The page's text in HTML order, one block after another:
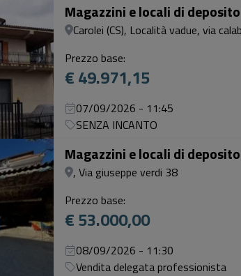
Magazzini e locali di deposito
Carolei (CS), Località vadue, via
Prezzo base:
€ 49.971,15
07/09/2026 - 11:45
SENZA INCANTO
Magazzini e locali di deposito
, Via giuseppe verdi 38
Prezzo base:
€ 53.000,00
08/09/2026 - 11:30
Vendita delegata professionista